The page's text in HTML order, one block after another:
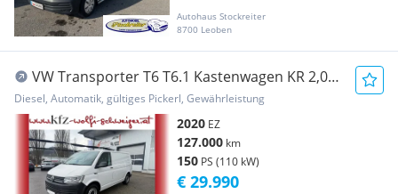
Autohaus Stockreiter
8700 Leoben
VW Transporter T6 T6.1 Kastenwagen KR 2,0
TDI 4Motion DSG Transporter / Kastenwagen
Diesel, Automatik, gültiges Pickerl, Gewährleistung
2020 EZ
127.000 km
150 PS (110 kW)
€ 29.990